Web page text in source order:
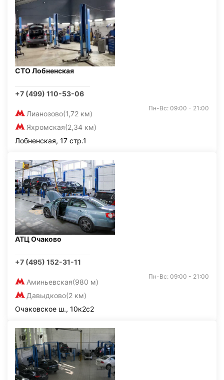
СТО Лобненская
+7 (499) 110-53-06
Лианозово(1,72 км)
Яхромская(2,34 км)
Пн-Вс: 09:00 - 21:00
Лобненская, 17 стр.1
АТЦ Очаково
+7 (495) 152-31-11
Аминьевская(980 м)
Давыдково(2 км)
Пн-Вс: 09:00 - 21:00
Очаковское ш., 10к2с2